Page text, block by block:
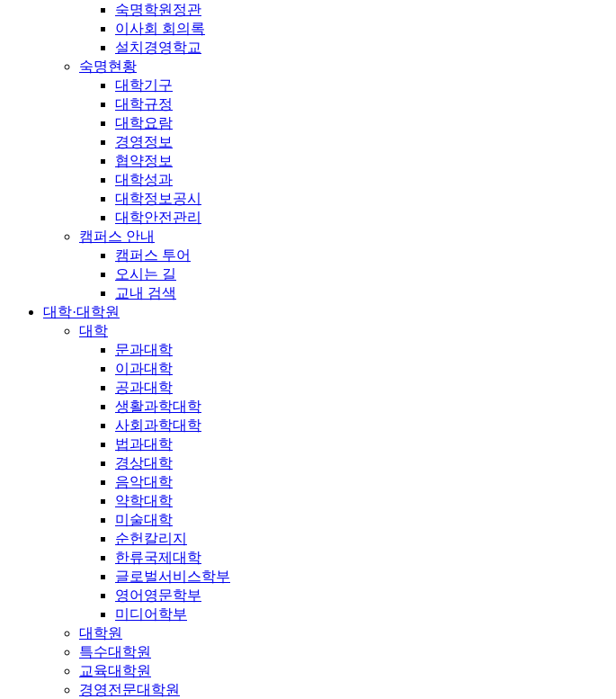
숙명학원정관
이사회 회의록
설치경영학교
숙명현황
대학기구
대학규정
대학요람
경영정보
협약정보
대학성과
대학정보공시
대학안전관리
캠퍼스 안내
캠퍼스 투어
오시는 길
교내 검색
대학·대학원
대학
문과대학
이과대학
공과대학
생활과학대학
사회과학대학
법과대학
경상대학
음악대학
약학대학
미술대학
순헌칼리지
한류국제대학
글로벌서비스학부
영어영문학부
미디어학부
대학원
특수대학원
교육대학원
경영전문대학원